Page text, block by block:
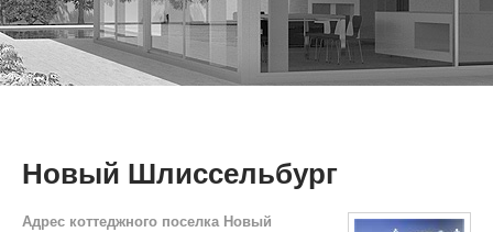
Новый Шлиссельбург
Адрес коттеджного поселка Новый